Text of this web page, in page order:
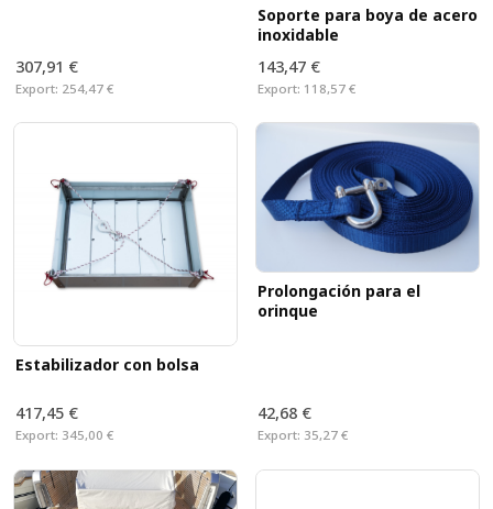
307,91 €
Export: 254,47 €
Soporte para boya de acero
inoxidable
143,47 €
Export: 118,57 €
Estabilizador con bolsa
417,45 €
Export: 345,00 €
Prolongación para el
orinque
42,68 €
Export: 35,27 €